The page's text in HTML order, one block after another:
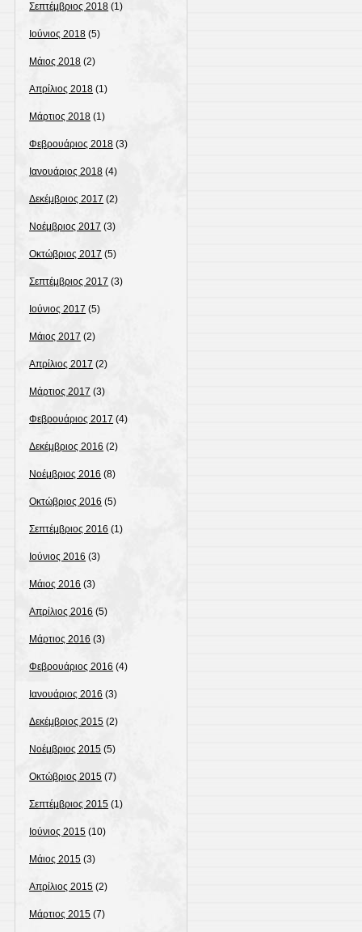
Σεπτέμβριος 2018 (1)
Ιούνιος 2018 (5)
Μάιος 2018 (2)
Απρίλιος 2018 (1)
Μάρτιος 2018 (1)
Φεβρουάριος 2018 (3)
Ιανουάριος 2018 (4)
Δεκέμβριος 2017 (2)
Νοέμβριος 2017 (3)
Οκτώβριος 2017 (5)
Σεπτέμβριος 2017 (3)
Ιούνιος 2017 (5)
Μάιος 2017 (2)
Απρίλιος 2017 (2)
Μάρτιος 2017 (3)
Φεβρουάριος 2017 (4)
Δεκέμβριος 2016 (2)
Νοέμβριος 2016 (8)
Οκτώβριος 2016 (5)
Σεπτέμβριος 2016 (1)
Ιούνιος 2016 (3)
Μάιος 2016 (3)
Απρίλιος 2016 (5)
Μάρτιος 2016 (3)
Φεβρουάριος 2016 (4)
Ιανουάριος 2016 (3)
Δεκέμβριος 2015 (2)
Νοέμβριος 2015 (5)
Οκτώβριος 2015 (7)
Σεπτέμβριος 2015 (1)
Ιούνιος 2015 (10)
Μάιος 2015 (3)
Απρίλιος 2015 (2)
Μάρτιος 2015 (7)